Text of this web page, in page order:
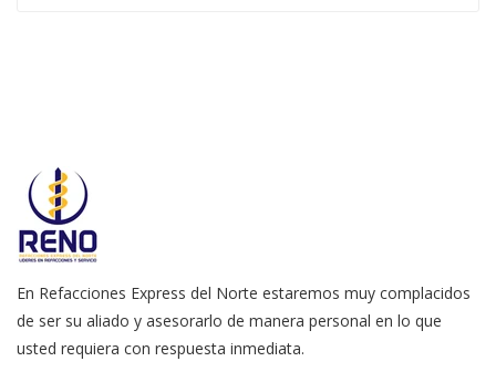
En Refacciones Express del Norte estaremos muy complacidos
de ser su aliado y asesorarlo de manera personal en lo que
usted requiera con respuesta inmediata.